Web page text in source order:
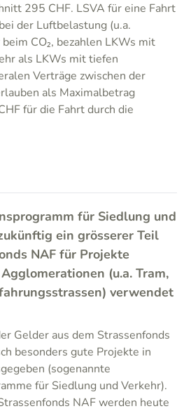
295 CHF. LSVA für eine Fahrt
der Luftbelastung (u.a.
CO₂, bezahlen LKWs mit
als LKWs mit tiefen
Verträge zwischen der
als Maximalbetrag
für die Fahrt durch die
für Siedlung und
ein grösserer Teil
NAF für Projekte
(u.a. Tram,
verwendet
Gelder aus dem Strassenfonds
besonders gute Projekte in
(sogenannte
für Siedlung und Verkehr).
NAF werden heute